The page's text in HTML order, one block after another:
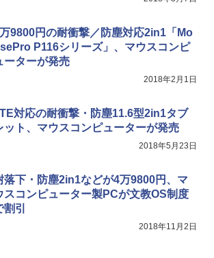
9800円の耐衝撃／防塵対応2in1「Mo
P116シリーズ」、マウスコンピ
ーターが発売
2018年2月1日
対応の耐衝撃・防塵11.6型2in1タブ
ット、マウスコンピューターが発売
2018年5月23日
落下・防塵2in1などが4万9800円、マ
スコンピューター製PCが文教OS制度
割引
2018年11月2日